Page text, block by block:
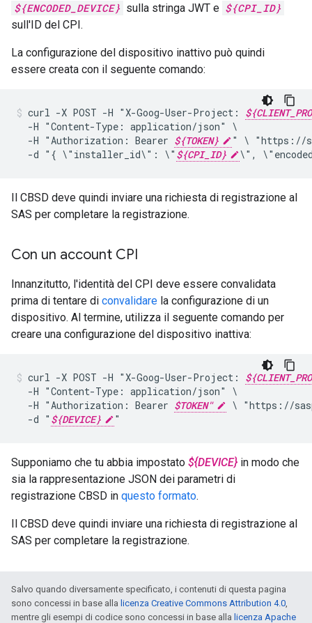
${ENCODED_DEVICE} sulla stringa JWT e ${CPI_ID}
sull'ID del CPI.
La configurazione del dispositivo inattivo può quindi
essere creata con il seguente comando:
curl -X POST -H "X-Goog-User-Project:
-H "Content-Type: application/json"
-H "Authorization: Bearer ${TOKEN} " \ "https://
-d "{ \"installer_id\": \" ${CPI_ID} \",
Il CBSD deve quindi inviare una richiesta di registrazione al
SAS per completare la registrazione.
Con un account CPI
Innanzitutto, l'identità del CPI deve essere convalidata
prima di tentare di convalidare la configurazione di un
dispositivo. Al termine, utilizza il seguente comando per
creare una configurazione del dispositivo inattiva:
curl -X POST -H "X-Goog-User-Project:
-H "Content-Type: application/json"
-H "Authorization: Bearer $TOKEN" \ "https://
-d " ${DEVICE} "
Supponiamo che tu abbia impostato ${DEVICE} in modo che
sia la rappresentazione JSON dei parametri di
registrazione CBSD in questo formato.
Il CBSD deve quindi inviare una richiesta di registrazione al
SAS per completare la registrazione.
Salvo quando diversamente specificato, i contenuti di questa pagina
sono concessi in base alla licenza Creative Commons Attribution 4.0,
mentre gli esempi di codice sono concessi in base alla licenza Apache